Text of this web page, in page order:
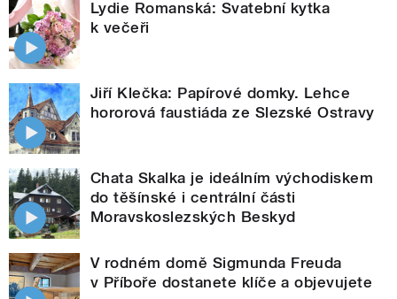
Lydie Romanská: Svatební kytka
k večeři
Jiří Klečka: Papírové domky. Lehce
hororová faustiáda ze Slezské Ostravy
Chata Skalka je ideálním východiskem
do těšínské i centrální části
Moravskoslezských Beskyd
V rodném domě Sigmunda Freuda
v Příboře dostanete klíče a objevujete